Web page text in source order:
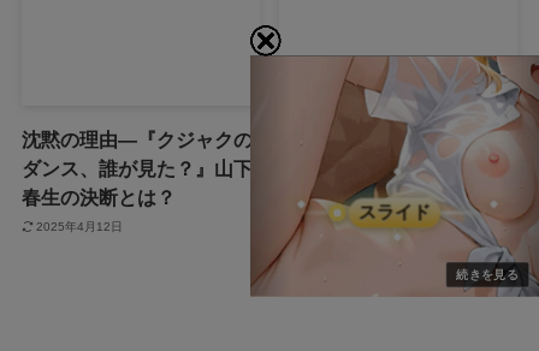
沈黙の理由—『クジャクの
ダンス、誰が見た？』山下
春生の決断とは？
2025年4月12日
月曜から夜更かしで中国人
がカラスと食べるというネ
タは本当？
2025年4月12日